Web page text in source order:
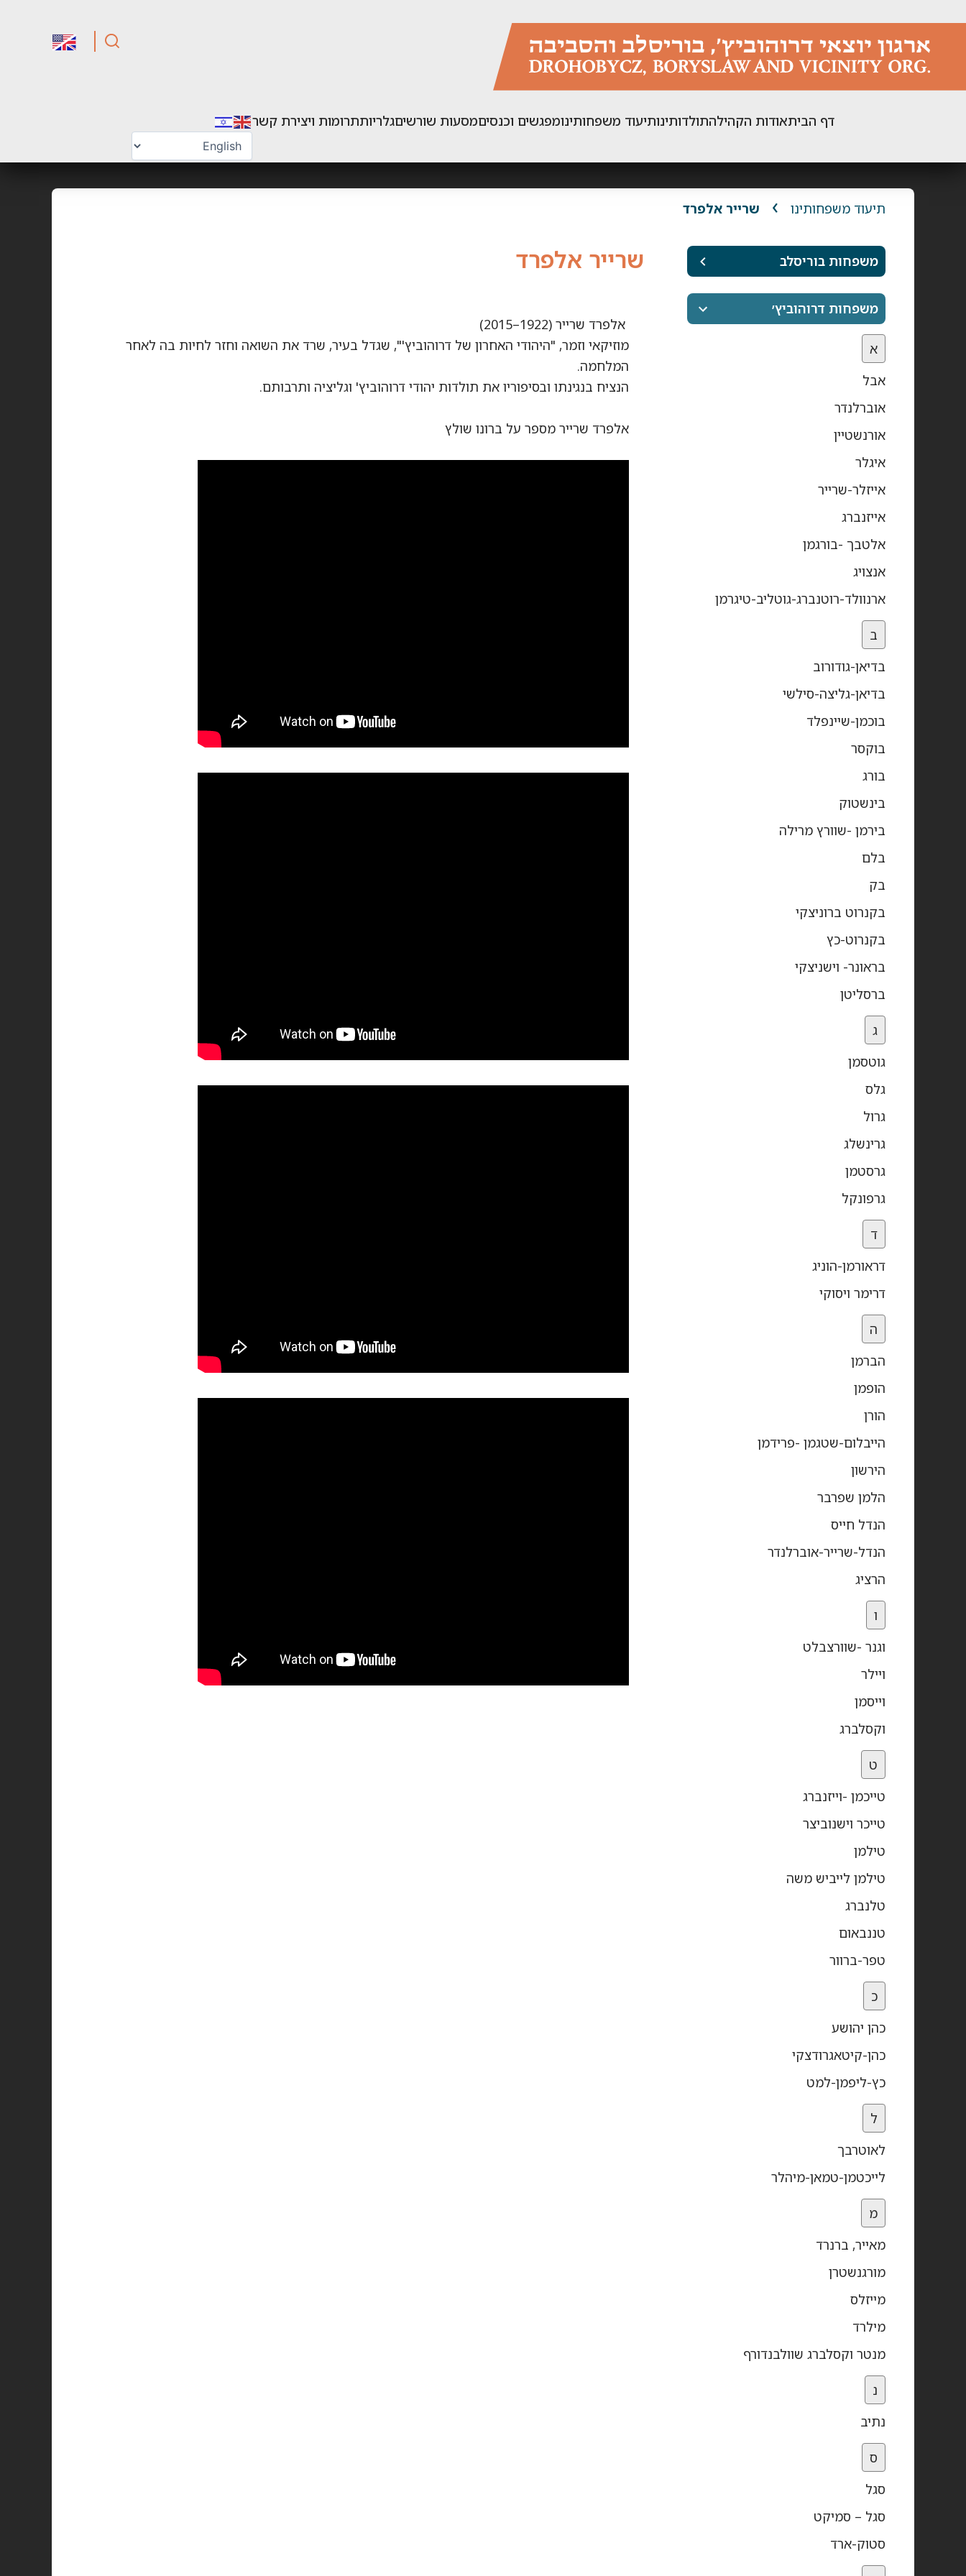
דף הביתאודות הקהילהתולדותינותיעוד משפחותינומפגשים וכנסיםמסעות שורשיםגלריותתרומות ויצירת קשר
תיעוד משפחותינו שרייר אלפרד
משפחות בוריסלב
משפחות דרוהוביץ׳
א
אבל
אוברלנדר
אורנשטיין
איגלר
אייזלר-שרייר
אייזנברג
אלטבך -בורגמן
אנצויג
ארנוולד-רוטנברג-גוטליב-טיגרמן
ב
בדיאן-גודורוב
בדיאן-גליצה-סילשי
בוכמן-שיינפלד
בוקסר
בורג
בינשטוק
בירמן -שוורץ מרילה
בלם
בק
בקנרוט ברוניצקי
בקנרוט-כץ
בראונר- וישניצקי
ברסליטן
ג
גוטסמן
גלס
גרול
גרינשלג
גרסטמן
גרפונקל
ד
דראורמן-הוניג
דרימר ויסוקי
ה
הברמן
הופמן
הורן
הייבלום-שטגמן -פרידמן
הירשון
הלמן שפרבר
הנדל חייס
הנדל-שרייר-אוברלנדר
הרציג
ו
וגנר -שוורצבלט
ויילר
וייסמן
וקסלברג
ט
טייכמן -וייזנברג
טייכר וישנוביצר
טילמן
טילמן לייביש משה
טלנברג
טננבאום
טפר-ברוור
כ
כהן יהושע
כהן-קיטאגרודצקי
כץ-ליפמן-למט
ל
לאוטרבך
לייכטמן-טמאן-מיהלר
מ
מאייר, ברנרד
מורגנשטרן
מייזלס
מילרד
מנטר וקסלברג שוולבנדורף
נ
נתיב
ס
סגל
סגל – סמיקט
סטוק-ארד
שרייר אלפרד
אלפרד שרייר (1922–2015)
מוזיקאי וזמר, "היהודי האחרון של דרוהוביץ'", שגדל בעיר, שרד את השואה וחזר לחיות בה לאחר
המלחמה.
הנציח בנגינתו ובסיפוריו את תולדות יהודי דרוהוביץ' וגליציה ותרבותם.
אלפרד שרייר מספר על ברונו שולץ